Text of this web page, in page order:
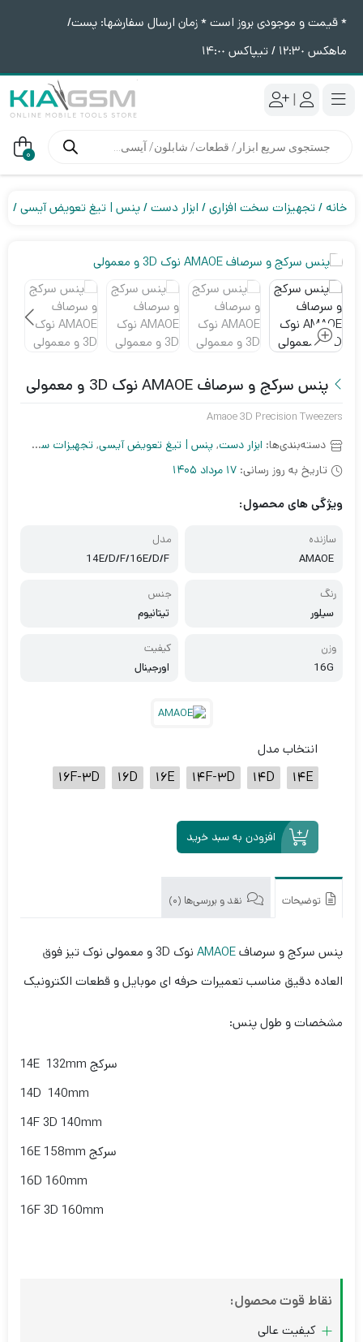
* قیمت و موجودی بروز است * زمان ارسال سفارشها: پست/
ماهکس ١٢:٣٠ / تیپاکس ١۴:٠٠
|
محصولات 0
خانه تجهیزات سخت افزاری ابزار دست پنس | تیغ تعویض آیسی
پنس سرکج و سرصاف AMAOE نوک 3D و معمولی
Amaoe 3D Precision Tweezers
دسته‌بندی‌ها: ابزار دست, پنس | تیغ تعویض آیسی, تجهیزات سخت افزاری
تاریخ به روز رسانی: 17 مرداد 1405
ویژگی های محصول:
سازنده
AMAOE
مدل
14E/D/F/16E/D/F
رنگ
سیلور
جنس
تیتانیوم
وزن
16G
کیفیت
اورجینال
انتخاب مدل
14E
14D
14F-3D
16E
16D
16F-3D
افزودن به سبد خرید
توضیحات نقد و بررسی‌ها (0)
پنس سرکج و سرصافAMAOE
نوک 3D و معمولی نوک تیز فوق
العاده دقیق مناسب تعمیرات حرفه ای موبایل و قطعات الکترونیک
مشخصات و طول پنس:
14E 132mm سرکج
14D 140mm
14F 3D 140mm
16E 158mm سرکج
16D 160mm
16F 3D 160mm
نقاط قوت محصول:
کیفیت عالی